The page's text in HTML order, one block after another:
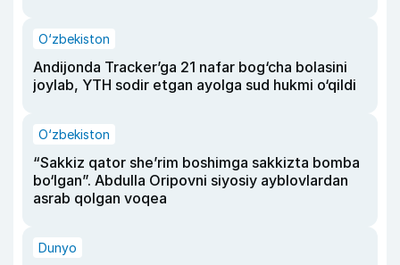
O‘zbekiston
Andijonda Tracker’ga 21 nafar bog‘cha bolasini
joylab, YTH sodir etgan ayolga sud hukmi o‘qildi
O‘zbekiston
“Sakkiz qator she’rim boshimga sakkizta bomba
bo‘lgan”. Abdulla Oripovni siyosiy ayblovlardan
asrab qolgan voqea
Dunyo